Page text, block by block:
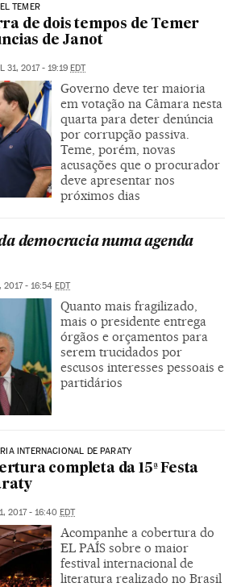
TEMER
de dois tempos de Temer
de Janot
31, 2017 - 19:19 EDT
Governo deve ter maioria
em votação na Câmara nesta
quarta para deter denúncia
por corrupção passiva.
Teme, porém, novas
acusações que o procurador
deve apresentar nos
próximos dias
democracia numa agenda
2017 - 16:54 EDT
Quanto mais fragilizado,
mais o presidente entrega
órgãos e orçamentos para
serem trucidados por
escusos interesses pessoais e
partidários
INTERNACIONAL DE PARATY
completa da 15ª Festa
2017 - 16:40 EDT
Acompanhe a cobertura do
EL PAÍS sobre o maior
festival internacional de
literatura realizado no Brasil